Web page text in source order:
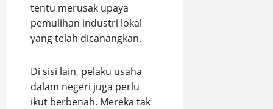
tentu merusak upaya
pemulihan industri lokal
yang telah dicanangkan.
Di sisi lain, pelaku usaha
dalam negeri juga perlu
ikut berbenah. Mereka tak